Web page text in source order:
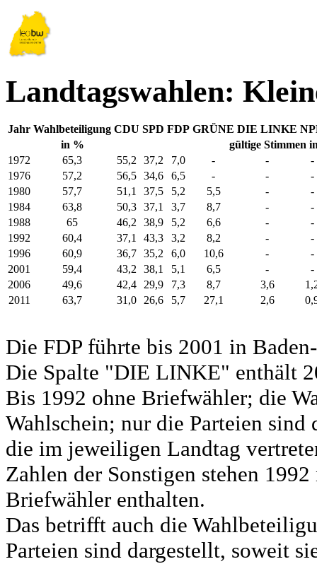
Landtagswahlen:
Jahr Wahlbeteiligung CDU SPD FDP GRÜNE DIE LINKE
in %
gültige Stimmen
1972
65,3 55,2 37,2 7,0 - -
-
1976
57,2 56,5 34,6 6,5 - -
-
1980
57,7 51,1 37,5 5,2 5,5 -
-
1984
63,8 50,3 37,1 3,7 8,7 -
-
1988
65 46,2 38,9 5,2 6,6 -
-
1992
60,4 37,1 43,3 3,2 8,2 -
-
1996
60,9 36,7 35,2 6,0 10,6 -
-
2001
59,4 43,2 38,1 5,1 6,5 -
-
2006
49,6 42,4 29,9 7,3 8,7 3,6
2011
63,7 31,0 26,6 5,7 27,1 2,6
Die FDP führte bis 2001 in
Die Spalte "DIE LINKE" enthält
Bis 1992 ohne Briefwähler; die
Wahlschein; nur die Parteien sind
die im jeweiligen Landtag
Zahlen der Sonstigen stehen
Briefwähler enthalten.
Das betrifft auch die
Parteien sind dargestellt, soweit